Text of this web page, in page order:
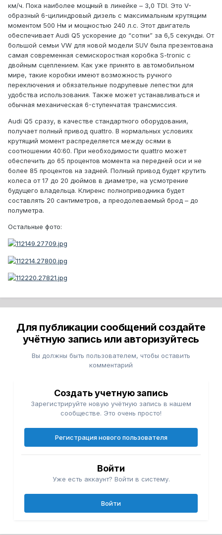
км/ч. Пока наиболее мощный в линейке – 3,0 TDI. Это V-
образный 6-цилиндровый дизель с максимальным крутящим
моментом 500 Нм и мощностью 240 л.с. Этот двигатель
обеспечивает Audi Q5 ускорение до “сотни” за 6,5 секунды. От
большой семьи VW для новой модели SUV была презентована
самая современная семискоростная коробка S-tronic с
двойным сцеплением. Как уже принято в автомобильном
мире, такие коробки имеют возможность ручного
переключения и обязательные подрулевые лепестки для
удобства использования. Также может устанавливаться и
обычная механическая 6-ступенчатая трансмиссия.
Audi Q5 сразу, в качестве стандартного оборудования,
получает полный привод quattro. В нормальных условиях
крутящий момент распределяется между осями в
соотношении 40:60. При необходимости quattro может
обеспечить до 65 процентов момента на передней оси и не
более 85 процентов на задней. Полный привод будет крутить
колеса от 17 до 20 дюймов в диаметре, на усмотрение
будущего владельца. Клиренс полноприводника будет
составлять 20 сантиметров, а преодолеваемый брод – до
полуметра.
Остальные фото:
Для публикации сообщений создайте
учётную запись или авторизуйтесь
Вы должны быть пользователем, чтобы оставить
комментарий
Создать учетную запись
Зарегистрируйте новую учётную запись в нашем
сообществе. Это очень просто!
Регистрация нового пользователя
Войти
Уже есть аккаунт? Войти в систему.
Войти